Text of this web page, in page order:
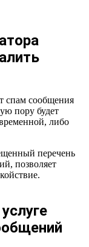
спам сообщения
пору будет
либо
перечень
позволяет